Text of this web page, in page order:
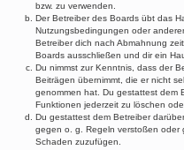
bzw. zu verwenden.
Der Betreiber des Boards übt das
Nutzungsbedingungen oder
Betreiber dich nach Abmahnung
Boards ausschließen und dir ein
Du nimmst zur Kenntnis, dass der
Beiträgen übernimmt, die er nicht
genommen hat. Du gestattest dem
Funktionen jederzeit zu löschen
Du gestattest dem Betreiber
gegen o. g. Regeln verstoßen oder
Schaden zuzufügen.